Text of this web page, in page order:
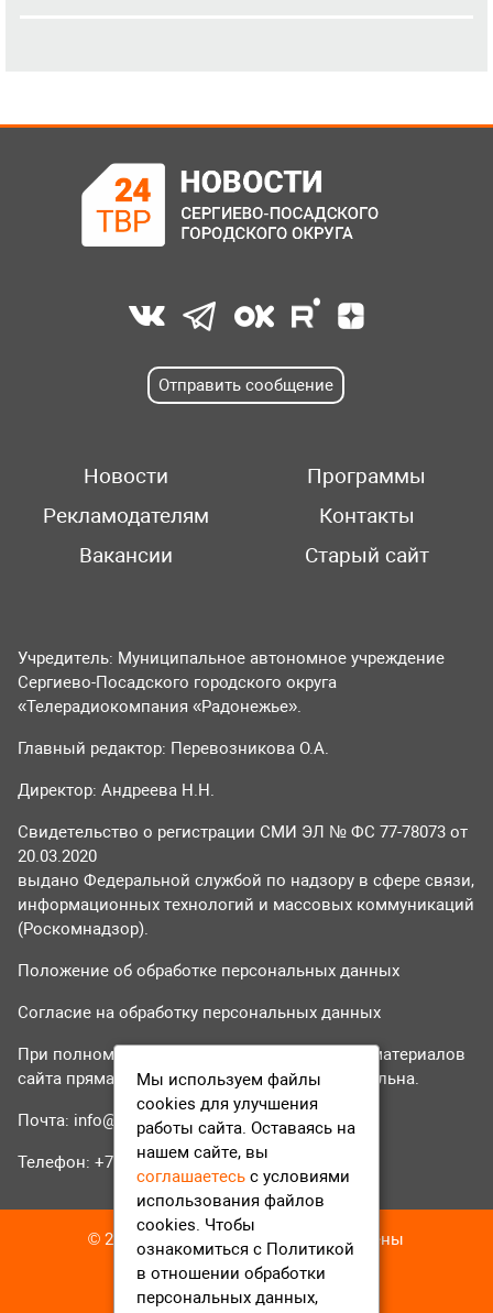
Отправить сообщение
Новости
Программы
Рекламодателям
Контакты
Вакансии
Старый сайт
Учредитель: Муниципальное автономное учреждение
Сергиево-Посадского городского округа
«Телерадиокомпания «Радонежье».
Главный редактор: Перевозникова О.А.
Директор: Андреева Н.Н.
Свидетельство о регистрации СМИ ЭЛ № ФС 77-78073 от
20.03.2020
выдано Федеральной службой по надзору в сфере связи,
информационных технологий и массовых коммуникаций
(Роскомнадзор).
Положение об обработке персональных данных
Согласие на обработку персональных данных
При полном или частичном использовании материалов
сайта прямая гиперссылка на tvr24.tv обязательна.
Почта: info@tvr24.tv
Телефон: +7 (496) 551-04-95
© 2016-2023 ТВР24 Все права защищены
Мы используем файлы
cookies для улучшения
работы сайта. Оставаясь на
нашем сайте, вы
соглашаетесь с условиями
использования файлов
cookies. Чтобы
ознакомиться с Политикой
в отношении обработки
персональных данных,